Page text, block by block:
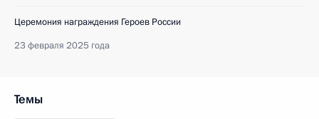
Церемония награждения Героев России
23 февраля 2025 года
Темы